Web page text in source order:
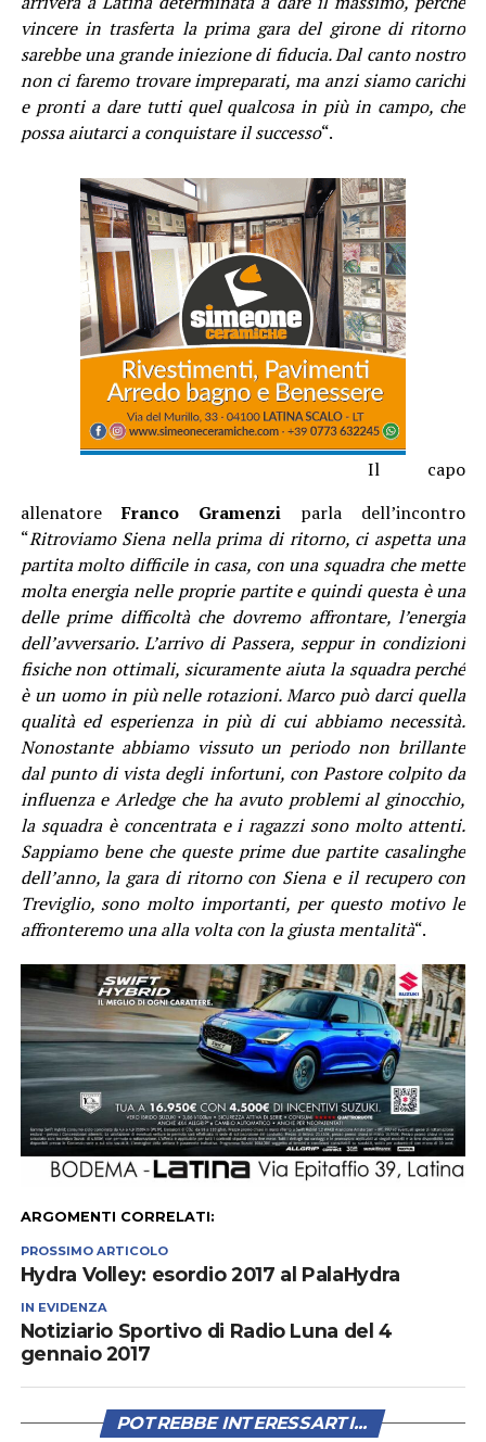
vincere in trasferta la prima gara del girone di ritorno
sarebbe una grande iniezione di fiducia. Dal canto nostro
non ci faremo trovare impreparati, ma anzi siamo carichi
e pronti a dare tutti quel qualcosa in più in campo, che
possa aiutarci a conquistare il successo“.
Il capo
allenatoreFranco Gramenzi parla dell’incontro
“Ritroviamo Siena nella prima di ritorno, ci aspetta una
partita molto difficile in casa, con una squadra che mette
molta energia nelle proprie partite e quindi questa è una
delle prime difficoltà che dovremo affrontare, l’energia
dell’avversario. L’arrivo di Passera, seppur in condizioni
fisiche non ottimali, sicuramente aiuta la squadra perché
è un uomo in più nelle rotazioni. Marco può darci quella
qualità ed esperienza in più di cui abbiamo necessità.
Nonostante abbiamo vissuto un periodo non brillante
dal punto di vista degli infortuni, con Pastore colpito da
influenza e Arledge che ha avuto problemi al ginocchio,
la squadra è concentrata e i ragazzi sono molto attenti.
Sappiamo bene che queste prime due partite casalinghe
dell’anno, la gara di ritorno con Siena e il recupero con
Treviglio, sono molto importanti, per questo motivo le
affronteremo una alla volta con la giusta mentalità“.
ARGOMENTI CORRELATI:
PROSSIMO ARTICOLO
Hydra Volley: esordio 2017 al PalaHydra
IN EVIDENZA
Notiziario Sportivo di Radio Luna del 4
gennaio 2017
POTREBBE INTERESSARTI...